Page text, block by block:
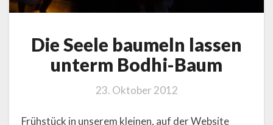
Die Seele baumeln lassen
unterm Bodhi-Baum
23. Oktober 2012
Frühstück in unserem kleinen, auf der Website